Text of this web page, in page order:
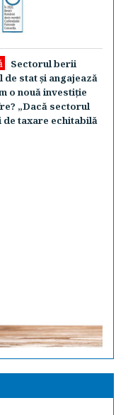
Sectorul berii
de stat şi angajează
o nouă investiţie
„Dacă sectorul
de taxare echitabilă